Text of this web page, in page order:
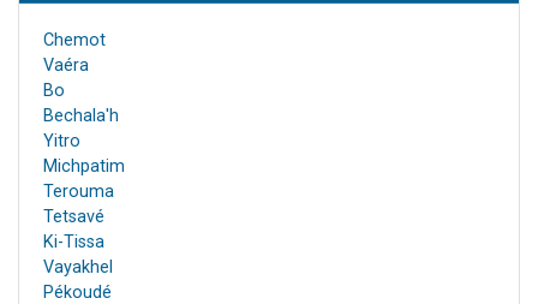
Chemot
Vaéra
Bo
Bechala'h
Yitro
Michpatim
Terouma
Tetsavé
Ki-Tissa
Vayakhel
Pékoudé